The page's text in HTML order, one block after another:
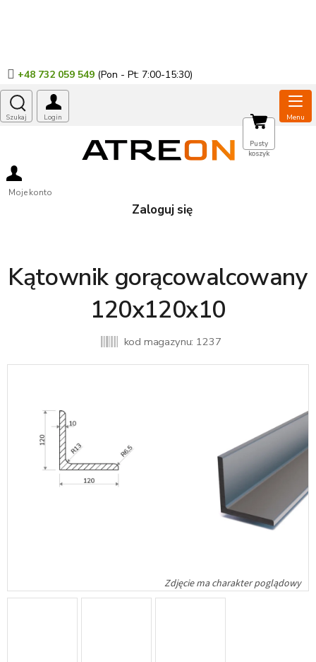
+48 732 059 549
Moje konto
Zaloguj się
KOSZYK
Pusty
koszyk
Kątownik gorącowalcowany
120x120x10
kod magazynu: 1237